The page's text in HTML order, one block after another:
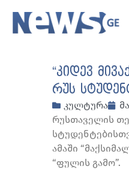
“კიდევ
რუს
კულტურა
რუსთაველის
ამაში
“ფულის გამო”.